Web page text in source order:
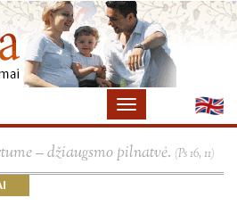
– džiaugsmo pilnatvė. (Ps 16, 11)
×